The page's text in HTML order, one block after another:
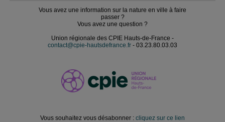
Vous avez une information sur la nature en ville à faire
passer ?
Vous avez une question ?
Union régionale des CPIE Hauts-de-France -
contact@cpie-hautsdefrance.fr - 03.23.80.03.03
Vous souhaitez vous désabonner : cliquez sur ce lien